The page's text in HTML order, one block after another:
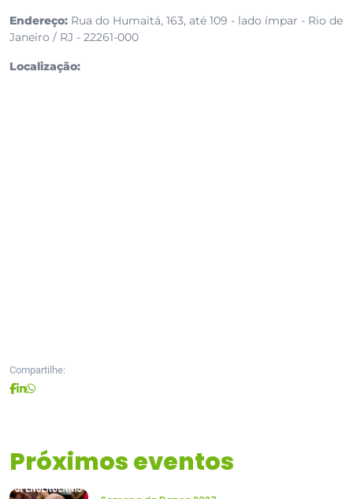
Endereço: Rua do Humaitá, 163, até 109 - lado ímpar - Rio de
Janeiro / RJ - 22261-000
Localização:
Compartilhe:
Próximos eventos